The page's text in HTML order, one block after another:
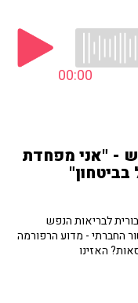
00:00
- "אני מפחדת
לבריאות הנפש
החברתי - מדוע הרפורמה
האזינו